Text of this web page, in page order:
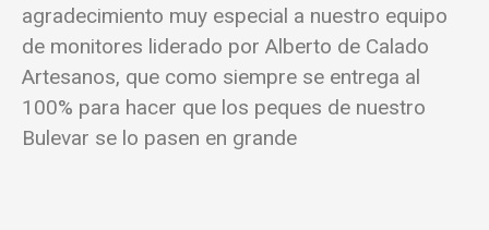
agradecimiento muy especial a nuestro equipo
de monitores liderado por Alberto de Calado
Artesanos, que como siempre se entrega al
100% para hacer que los peques de nuestro
Bulevar se lo pasen en grande